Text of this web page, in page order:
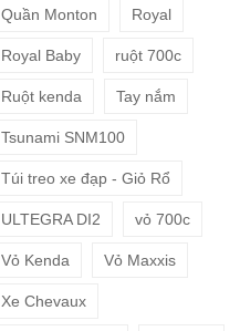
Quần Monton Royal
Royal Baby ruột 700c
Ruột kenda Tay nắm
Tsunami SNM100
Túi treo xe đạp - Giỏ Rổ
ULTEGRA DI2 vỏ 700c
Vỏ Kenda Vỏ Maxxis
Xe Chevaux